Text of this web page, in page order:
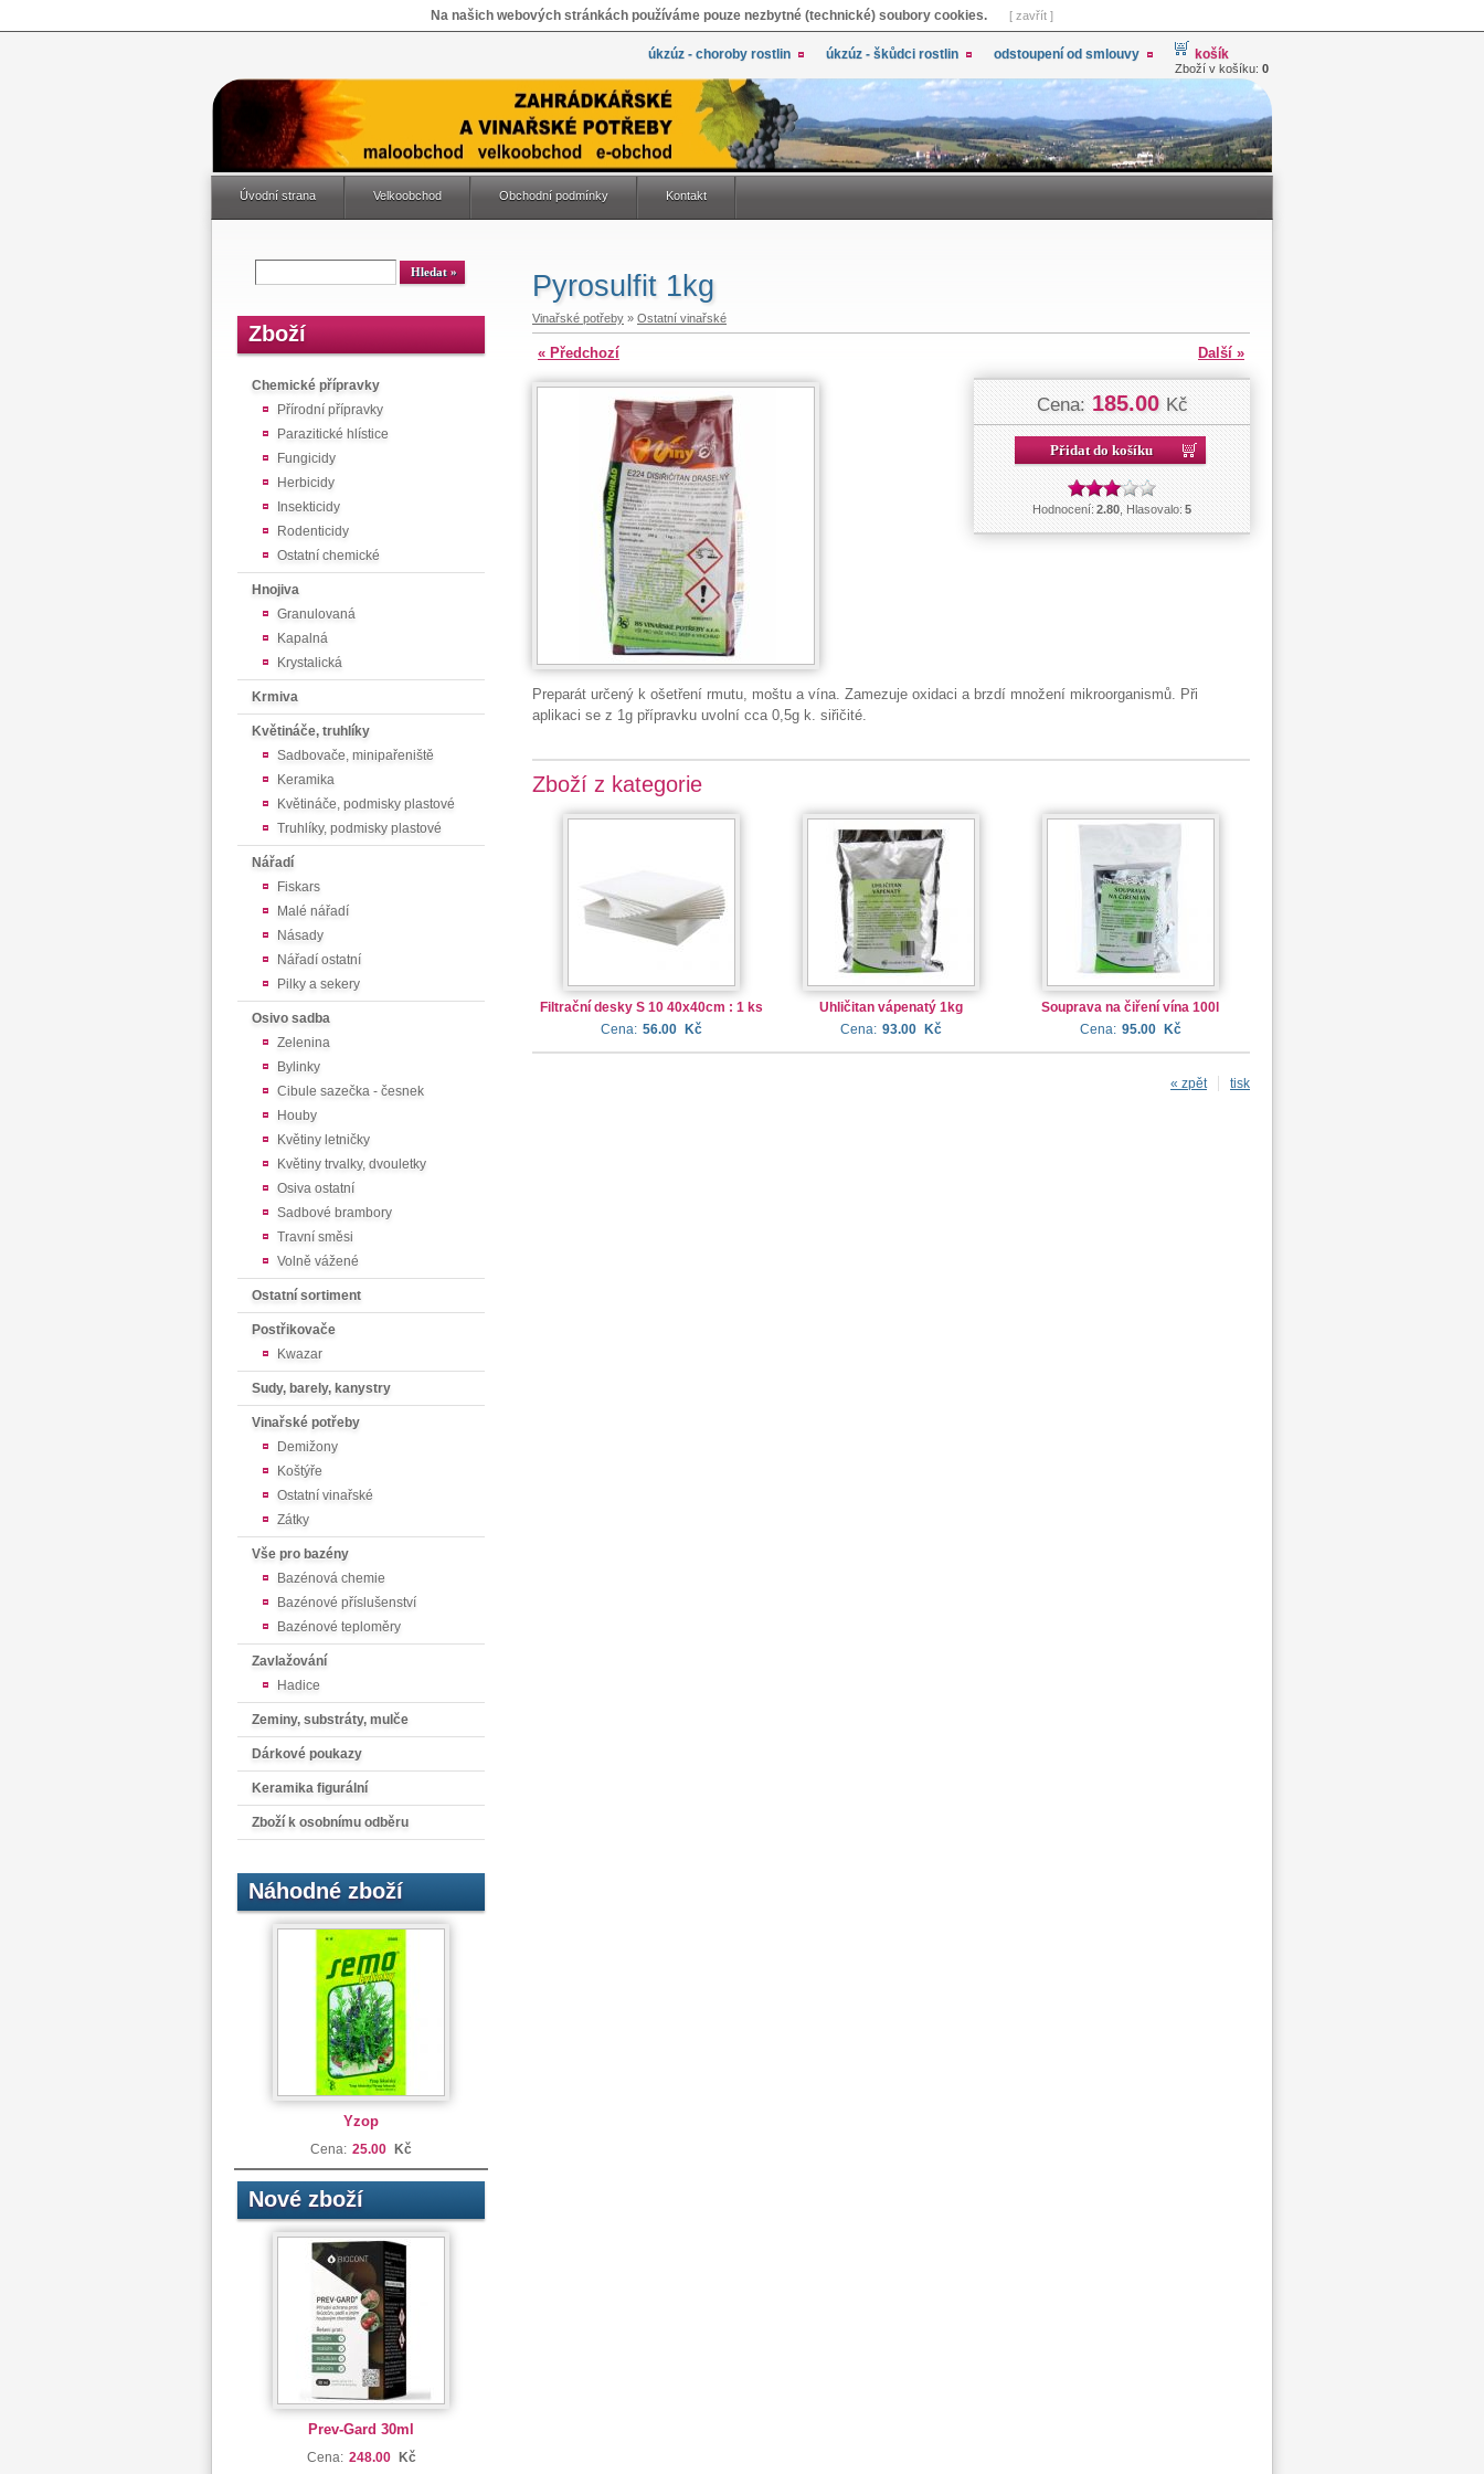
Na našich webových stránkách používáme pouze nezbytné (technické) soubory cookies. [ zavřít ]
úkzúz - choroby rostlin úkzúz - škůdci rostlin odstoupení od smlouvy košík
Zboží v košíku: 0
Úvodní strana Velkoobchod Obchodní podmínky Kontakt
Zboží
Chemické přípravky
Přírodní přípravky
Parazitické hlístice
Fungicidy
Herbicidy
Insekticidy
Rodenticidy
Ostatní chemické
Hnojiva
Granulovaná
Kapalná
Krystalická
Krmiva
Květináče, truhlíky
Sadbovače, minipařeniště
Keramika
Květináče, podmisky plastové
Truhlíky, podmisky plastové
Nářadí
Fiskars
Malé nářadí
Násady
Nářadí ostatní
Pilky a sekery
Osivo sadba
Zelenina
Bylinky
Cibule sazečka - česnek
Houby
Květiny letničky
Květiny trvalky, dvouletky
Osiva ostatní
Sadbové brambory
Travní směsi
Volně vážené
Ostatní sortiment
Postřikovače
Kwazar
Sudy, barely, kanystry
Vinařské potřeby
Demižony
Koštýře
Ostatní vinařské
Zátky
Vše pro bazény
Bazénová chemie
Bazénové příslušenství
Bazénové teploměry
Zavlažování
Hadice
Zeminy, substráty, mulče
Dárkové poukazy
Keramika figurální
Zboží k osobnímu odběru
Náhodné zboží
Yzop
Cena: 25.00 Kč
Nové zboží
Prev-Gard 30ml
Cena: 248.00 Kč
Pyrosulfit 1kg
Vinařské potřeby » Ostatní vinařské
« Předchozí Další »
Cena: 185.00 Kč
Hodnocení:2.80, Hlasovalo:5
Preparát určený k ošetření rmutu, moštu a vína. Zamezuje oxidaci a brzdí množení mikroorganismů. Při
aplikaci se z 1g přípravku uvolní cca 0,5g k. siřičité.
Zboží z kategorie
Filtrační desky S 10 40x40cm : 1 ks
Cena: 56.00 Kč
Uhličitan vápenatý 1kg
Cena: 93.00 Kč
Souprava na čiření vína 100l
Cena: 95.00 Kč
tisk
« zpět